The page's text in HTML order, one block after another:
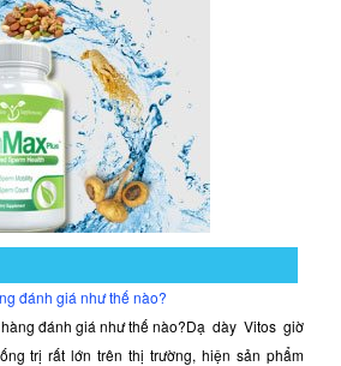
đánh giá như thế nào?
Dạ dày Vitos giờ
trị rất lớn trên thị trường, hiện sản phẩm